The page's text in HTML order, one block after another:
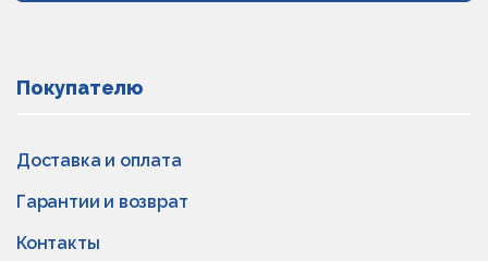
Покупателю
Доставка и оплата
Гарантии и возврат
Контакты